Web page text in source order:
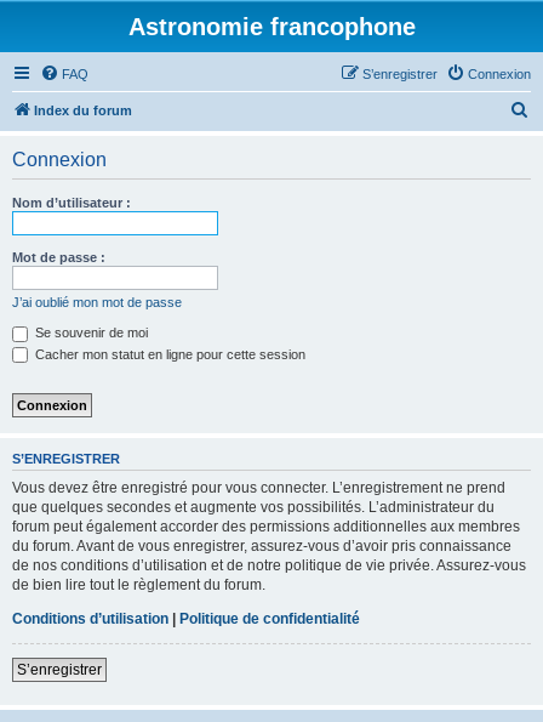
Astronomie francophone
FAQ Connexion
S’enregistrer
Index du forum
Connexion
Nom d’utilisateur :
Mot de passe :
J’ai oublié mon mot de passe
Se souvenir de moi
Cacher mon statut en ligne pour cette session
S’ENREGISTRER
Vous devez être enregistré pour vous connecter. L’enregistrement ne prend
que quelques secondes et augmente vos possibilités. L’administrateur du
forum peut également accorder des permissions additionnelles aux membres
du forum. Avant de vous enregistrer, assurez-vous d’avoir pris connaissance
de nos conditions d’utilisation et de notre politique de vie privée. Assurez-vous
de bien lire tout le règlement du forum.
Conditions d’utilisation | Politique de confidentialité
S’enregistrer